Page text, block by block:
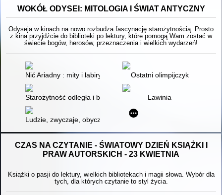
WOKÓŁ ODYSEI: MITOLOGIA I ŚWIAT ANTYCZNY
Odyseja w kinach na nowo rozbudza fascynację starożytnością. Prosto
z kina przyjdźcie do biblioteki po lektury, które pomogą Wam zostać w
świecie bogów, herosów, przeznaczenia i wielkich wydarzeń!
Nić Ariadny : mity i labirynty Ostatni olimpijczyk
Starożytność odległa i bliska Lawinia
Ludzie, zwyczaje, obyczaje starożytnej Grecji i Rzymu
CZAS NA CZYTANIE - ŚWIATOWY DZIEŃ KSIĄŻKI I
PRAW AUTORSKICH - 23 KWIETNIA
Książki o pasji do lektury, wielkich bibliotekach i magii słowa. Wybór dla
tych, dla których czytanie to styl życia.